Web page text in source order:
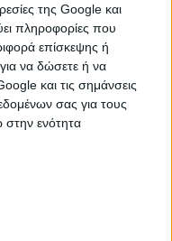
της Google και
πληροφορίες που
επίσκεψης ή
να δώσετε ή να
και τις σημάνσεις
σας για τους
ενότητα
Διεύθυνση Δασών
Γυθείου, που
αυτόν τον λόγο
του Υπουργείου
Ανάπτυξης,
στους μελετητές, για